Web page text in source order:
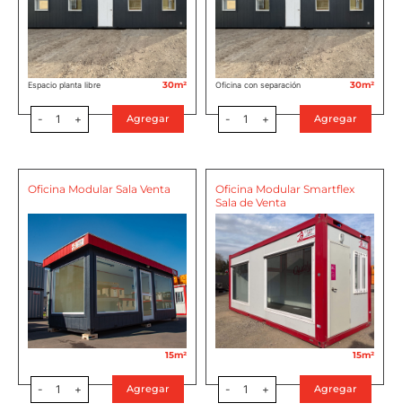
Espacio planta libre 30m²
- 1 + Agregar
Oficina con separación 30m²
- 1 + Agregar
Oficina Modular Sala Venta
15m²
- 1 + Agregar
Oficina Modular Smartflex
Sala de Venta
15m²
- 1 + Agregar